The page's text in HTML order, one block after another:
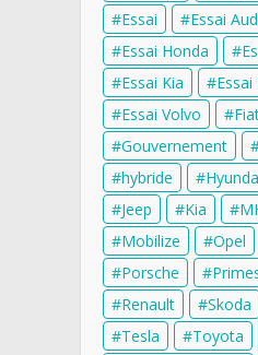
Essai
Essai
Essai Honda
Essai Kia
Essai Volvo
Gouvernement
hybride
Jeep
Kia
Mobilize
Opel
Porsche
Renault
Skoda
Tesla
Toyota